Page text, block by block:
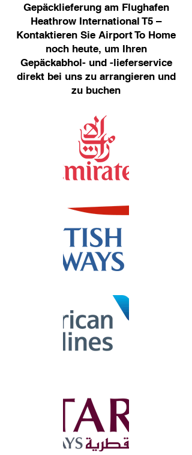
Gepäcklieferung am Flughafen
Heathrow International T5 –
Kontaktieren Sie Airport To Home
noch heute, um Ihren
Gepäckabhol- und -lieferservice
direkt bei uns zu arrangieren und
zu buchen